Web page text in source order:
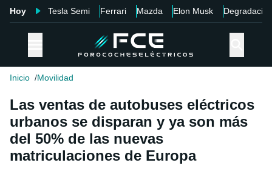
Hoy Tesla Semi Ferrari Mazda Elon Musk Degradación
Inicio Movilidad
Las ventas de autobuses eléctricos
urbanos se disparan y ya son más
del 50% de las nuevas
matriculaciones de Europa